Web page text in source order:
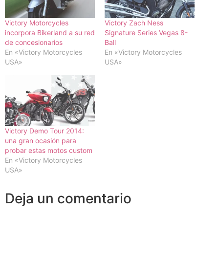
Victory Motorcycles
incorpora Bikerland a su red
de concesionarios
En «Victory Motorcycles
USA»
Victory Zach Ness
Signature Series Vegas 8-
Ball
En «Victory Motorcycles
USA»
Victory Demo Tour 2014:
una gran ocasión para
probar estas motos custom
En «Victory Motorcycles
USA»
Deja un comentario